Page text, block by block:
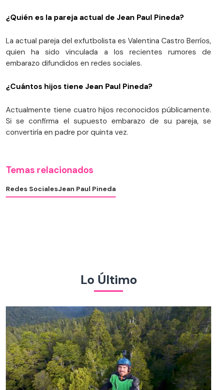
¿Quién es la pareja actual de Jean Paul Pineda?
La actual pareja del exfutbolista es Valentina Castro Berríos,
quien ha sido vinculada a los recientes rumores de
embarazo difundidos en redes sociales.
¿Cuántos hijos tiene Jean Paul Pineda?
Actualmente tiene cuatro hijos reconocidos públicamente.
Si se confirma el supuesto embarazo de su pareja, se
convertiría en padre por quinta vez.
Temas relacionados
Redes SocialesJean Paul Pineda
Lo Último